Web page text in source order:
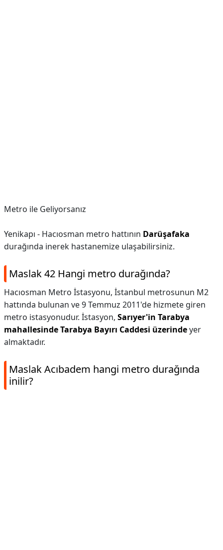
Metro ile Geliyorsanız
Yenikapı - Hacıosman metro hattının Darüşafaka
durağında inerek hastanemize ulaşabilirsiniz.
Maslak 42 Hangi metro durağında?
Hacıosman Metro İstasyonu, İstanbul metrosunun M2
hattında bulunan ve 9 Temmuz 2011'de hizmete giren
metro istasyonudur. İstasyon, Sarıyer'in Tarabya
mahallesinde Tarabya Bayırı Caddesi üzerindeyer
almaktadır.
Maslak Acıbadem hangi metro durağında
inilir?